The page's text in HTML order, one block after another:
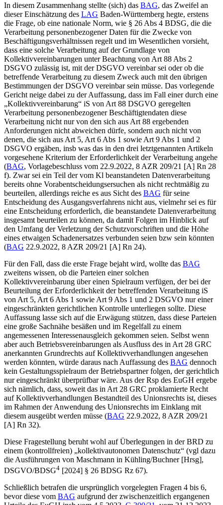
In diesem Zusammenhang stellte (sich) das BAG, das Zweifel an
dieser Einschätzung des LAG Baden-Württemberg hegte, erstens
die Frage, ob eine nationale Norm, wie § 26 Abs 4 BDSG, die die
Verarbeitung personenbezogener Daten für die Zwecke von
Beschäftigungsverhältnissen regelt und im Wesentlichen vorsieht,
dass eine solche Verarbeitung auf der Grundlage von
Kollektivvereinbarungen unter Beachtung von Art 88 Abs 2
DSGVO zulässig ist, mit der DSGVO vereinbar sei oder ob die
betreffende Verarbeitung zu diesem Zweck auch mit den übrigen
Bestimmungen der DSGVO vereinbar sein müsse. Das vorlegende
Gericht neige dabei zu der Auffassung, dass im Fall einer durch eine
„Kollektivvereinbarung“ iS von Art 88 DSGVO geregelten
Verarbeitung personenbezogener Beschäftigtendaten diese
Verarbeitung nicht nur von den sich aus Art 88 ergebenden
Anforderungen nicht abweichen dürfe, sondern auch nicht von
denen, die sich aus Art 5, Art 6 Abs 1 sowie Art 9 Abs 1 und 2
DSGVO ergäben, insb was das in den drei letztgenannten Artikeln
vorgesehene Kriterium der Erforderlichkeit der Verarbeitung angehe
(BAG, Vorlagebeschluss vom 22.9.2022, 8 AZR 209/21 [A] Rn 28
f). Zwar sei ein Teil der vom Kl beanstandeten Datenverarbeitung
bereits ohne Vorabentscheidungsersuchen als nicht rechtmäßig zu
beurteilen, allerdings reiche es aus Sicht des BAG für seine
Entscheidung des Ausgangsverfahrens nicht aus, vielmehr sei es für
eine Entscheidung erforderlich, die beanstandete Datenverarbeitung
insgesamt beurteilen zu können, da damit Folgen im Hinblick auf
den Umfang der Verletzung der Schutzvorschriften und die Höhe
eines etwaigen Schadenersatzes verbunden seien bzw sein könnten
(BAG 22.9.2022, 8 AZR 209/21 [A] Rn 24).
Für den Fall, dass die erste Frage bejaht wird, wollte das BAG
zweitens wissen, ob die Parteien einer solchen
Kollektivvereinbarung über einen Spielraum verfügen, der bei der
Beurteilung der Erforderlichkeit der betreffenden Verarbeitung iS
von Art 5, Art 6 Abs 1 sowie Art 9 Abs 1 und 2 DSGVO nur einer
eingeschränkten gerichtlichen Kontrolle unterliegen sollte. Diese
Auffassung lasse sich auf die Erwägung stützen, dass diese Parteien
eine große Sachnähe besäßen und im Regelfall zu einem
angemessenen Interessenausgleich gekommen seien. Selbst wenn
aber auch Betriebsvereinbarungen als Ausfluss des in Art 28 GRC
anerkannten Grundrechts auf Kollektivverhandlungen angesehen
werden könnten, würde daraus nach Auffassung des BAG dennoch
kein Gestaltungsspielraum der Betriebspartner folgen, der gerichtlich
nur eingeschränkt überprüfbar wäre. Aus der Rsp des EuGH ergebe
sich nämlich, dass, soweit das in Art 28 GRC proklamierte Recht
auf Kollektivverhandlungen Bestandteil des Unionsrechts ist, dieses
im Rahmen der Anwendung des Unionsrechts im Einklang mit
diesem ausgeübt werden müsse (BAG 22.9.2022, 8 AZR 209/21
[A] Rn 32).
Diese Fragestellung beruht wohl auf Überlegungen in der BRD zu
einem (kontrollfreien) „kollektivautonomen Datenschutz“ (vgl dazu
die Ausführungen von Maschmann in Kühling/Buchner[Hrsg],
DSGVO/BDSG4 [2024] § 26 BDSG Rz 67).
Schließlich betrafen die ursprünglich vorgelegten Fragen 4 bis 6,
bevor diese vom BAG aufgrund der zwischenzeitlich ergangenen